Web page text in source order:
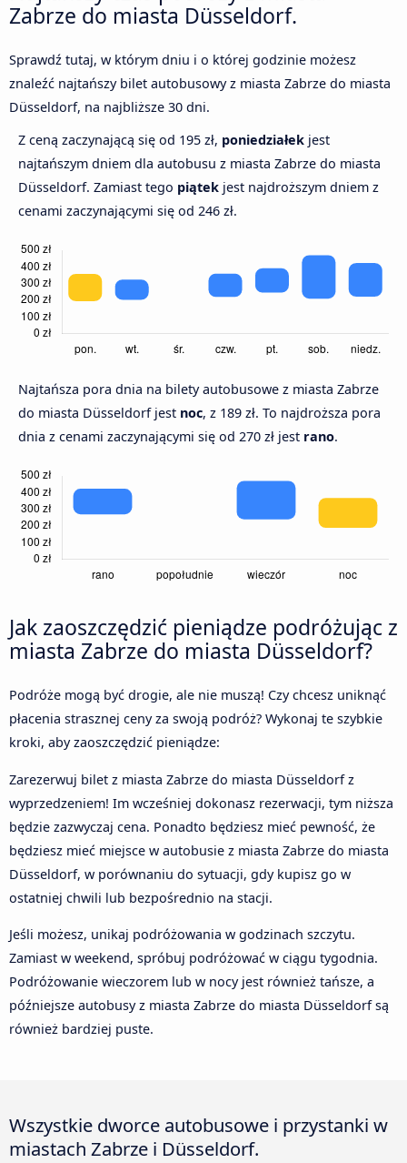
Zabrze do miasta Düsseldorf.
Sprawdź tutaj, w którym dniu i o której godzinie możesz
znaleźć najtańszy bilet autobusowy z miasta Zabrze do miasta
Düsseldorf, na najbliższe 30 dni.
Z ceną zaczynającą się od 195 zł, poniedziałek jest
najtańszym dniem dla autobusu z miasta Zabrze do miasta
Düsseldorf. Zamiast tego piątek jest najdroższym dniem z
cenami zaczynającymi się od 246 zł.
Najtańsza pora dnia na bilety autobusowe z miasta Zabrze
do miasta Düsseldorf jest noc, z 189 zł. To najdroższa pora
dnia z cenami zaczynającymi się od 270 zł jest rano.
Jak zaoszczędzić pieniądze podróżując z
miasta Zabrze do miasta Düsseldorf?
Podróże mogą być drogie, ale nie muszą! Czy chcesz uniknąć
płacenia strasznej ceny za swoją podróż? Wykonaj te szybkie
kroki, aby zaoszczędzić pieniądze:
Zarezerwuj bilet z miasta Zabrze do miasta Düsseldorf z
wyprzedzeniem! Im wcześniej dokonasz rezerwacji, tym niższa
będzie zazwyczaj cena. Ponadto będziesz mieć pewność, że
będziesz mieć miejsce w autobusie z miasta Zabrze do miasta
Düsseldorf, w porównaniu do sytuacji, gdy kupisz go w
ostatniej chwili lub bezpośrednio na stacji.
Jeśli możesz, unikaj podróżowania w godzinach szczytu.
Zamiast w weekend, spróbuj podróżować w ciągu tygodnia.
Podróżowanie wieczorem lub w nocy jest również tańsze, a
późniejsze autobusy z miasta Zabrze do miasta Düsseldorf są
również bardziej puste.
Wszystkie dworce autobusowe i przystanki w
miastach Zabrze i Düsseldorf.